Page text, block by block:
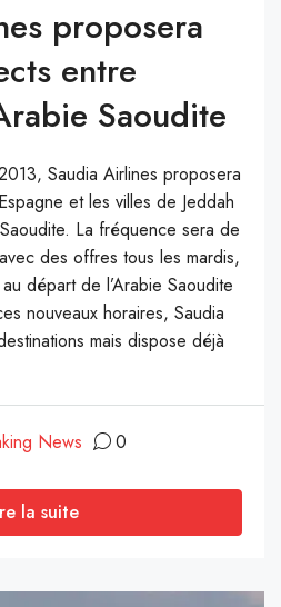
proposera
entre
Saoudite
Saudia Airlines proposera
et les villes de Jeddah
La fréquence sera de
des offres tous les mardis,
départ de l’Arabie Saoudite
nouveaux horaires, Saudia
mais dispose déjà
News 0
la suite